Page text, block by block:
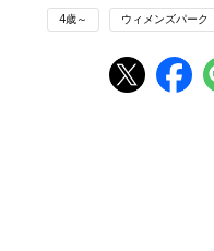
す。
アンケートモニター
4歳～ ウィメンズパーク